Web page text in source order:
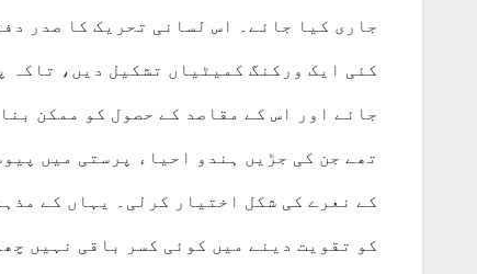
جاری کیا جائے۔ اس لسانی تحریک کا صدر
کئی ایک ورکنگ کمیٹیاں تشکیل دیں، تاکہ
تھے جن کی جڑیں ہندو احیاء پرستی میں
کے نعرے کی شکل اختیار کرلی۔ یہاں کے
کو تقویت دینے میں کوئی کسر باقی نہیں